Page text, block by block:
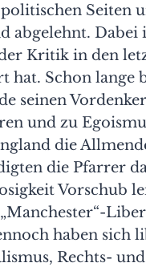
Seiten
abgelehnt. Dabei
Kritik in den
hat. Schon lange
seinen
und zu
die
die Pfarrer
Vorschub
haben sich
Rechts- und